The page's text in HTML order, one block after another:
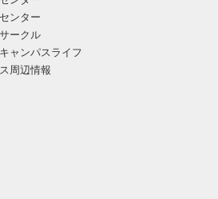
ンター
ークル
ャンパスライフ
周辺情報